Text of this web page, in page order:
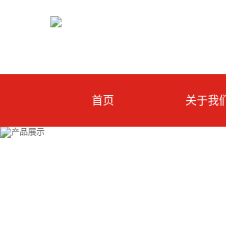
首页 关于我们